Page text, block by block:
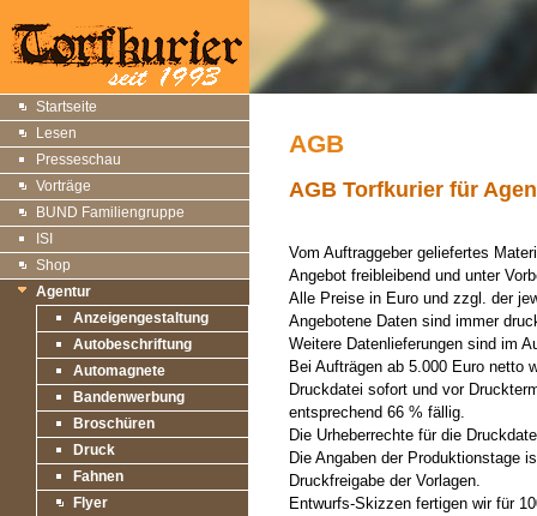
Startseite
Lesen
Presseschau
Vorträge
BUND Familiengruppe
ISI
Shop
Agentur
Anzeigengestaltung
Autobeschriftung
Automagnete
Bandenwerbung
Broschüren
Druck
Fahnen
Flyer
AGB
AGB Torfkurier für
Vom Auftraggeber geliefertes
Angebot freibleibend und unter
Alle Preise in Euro und zzgl. der
Angebotene Daten sind immer
Weitere Datenlieferungen sind im
Bei Aufträgen ab 5.000 Euro netto
Druckdatei sofort und vor
entsprechend 66 % fällig.
Die Urheberrechte für die
Die Angaben der Produktionstage
Druckfreigabe der Vorlagen.
Entwurfs-Skizzen fertigen wir für